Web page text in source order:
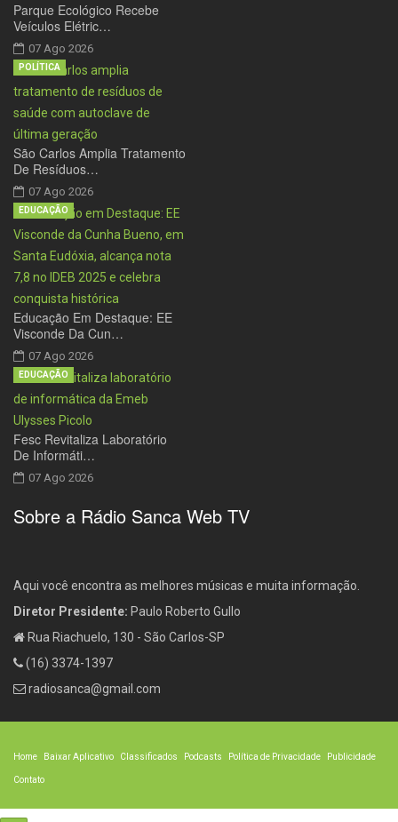
Parque Ecológico Recebe
Veículos Elétric…
07 Ago 2026
São Carlos Amplia Tratamento
De Resíduos…
07 Ago 2026
POLÍTICA
Educação Em Destaque: EE
Visconde Da Cun…
07 Ago 2026
EDUCAÇÃO
Fesc Revitaliza Laboratório
De Informáti…
07 Ago 2026
EDUCAÇÃO
Sobre a Rádio Sanca Web TV
Aqui você encontra as melhores músicas e muita informação.
Diretor Presidente: Paulo Roberto Gullo
Rua Riachuelo, 130 - São Carlos-SP
(16) 3374-1397
radiosanca@gmail.com
Home Baixar Aplicativo Classificados Podcasts Política de Privacidade Publicidade
Contato